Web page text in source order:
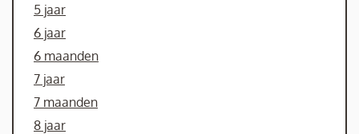
5 jaar
6 jaar
6 maanden
7 jaar
7 maanden
8 jaar